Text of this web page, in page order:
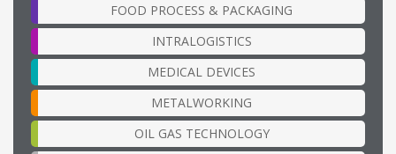
FOOD PROCESS & PACKAGING
INTRALOGISTICS
MEDICAL DEVICES
METALWORKING
OIL GAS TECHNOLOGY